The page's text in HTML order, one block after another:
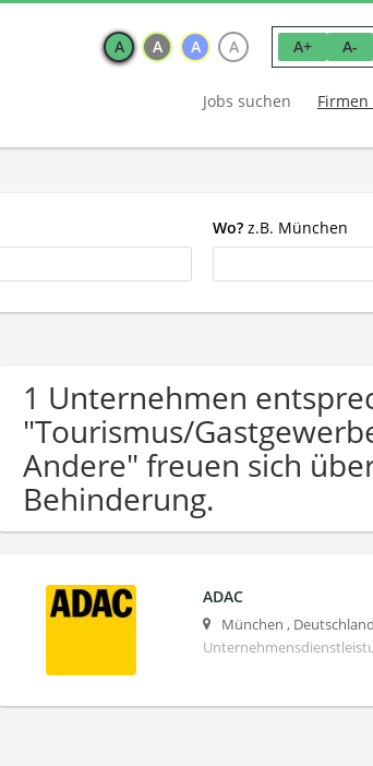
A A A A A+ A-
Jobs suchen
Wo? z.B. München
1 Unternehmen
"Tourismus/
Andere" freuen sich
Behinderung.
ADAC
München , Deutschland